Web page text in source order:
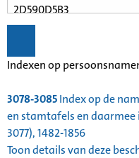
Indexen op
3078-3085Index op de
en stamtafels en daarmee
3077), 1482-1856
Toon details van deze